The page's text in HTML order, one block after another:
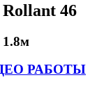
46
РАБОТЫ